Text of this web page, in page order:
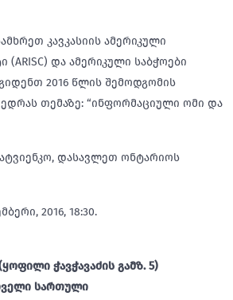
კავკასიის ამერიკული
და ამერიკული საბჭოები
2016 წლის შემოდგომის
თემაზე: “ინფორმაციული ომი და
დასავლეთ ონტარიოს
2016, 18:30.
ჭავჭავაძის გამზ. 5)
სართული